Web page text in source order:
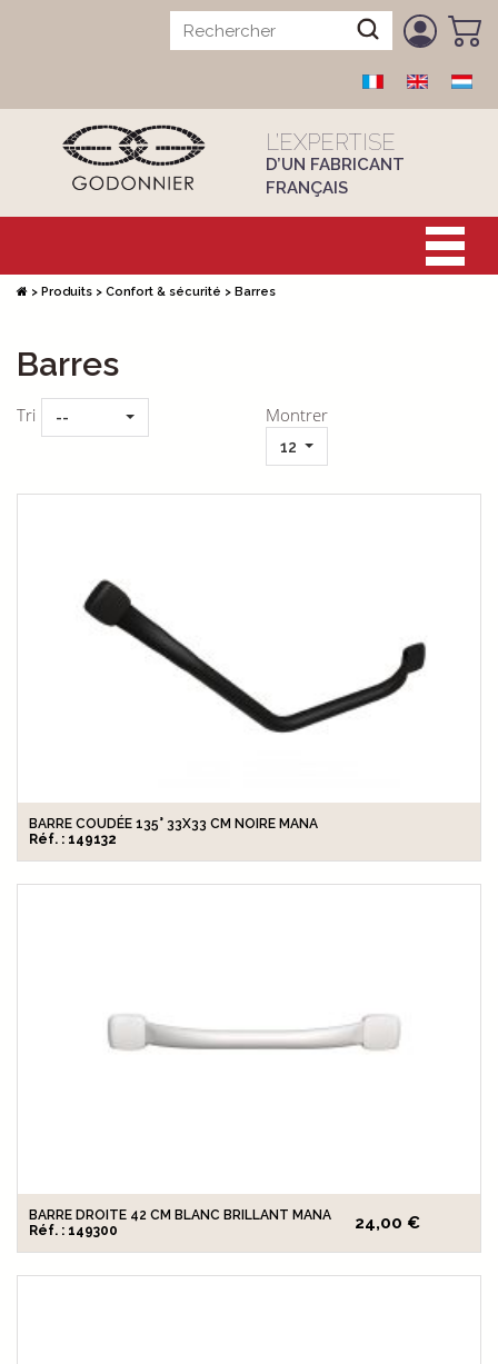
L’EXPERTISE
D’UN FABRICANT
FRANÇAIS
> Produits > Confort & sécurité > Barres
Barres
Tri -- Montrer
12
BARRE COUDÉE 135° 33X33 CM NOIRE MANA
Réf. : 149132
BARRE DROITE 42 CM BLANC BRILLANT MANA
Réf. : 149300
24,00 €